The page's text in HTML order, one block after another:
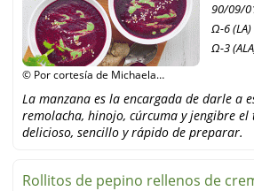
© Por cortesía de Michaela
90/09/
Ω-6 (LA)
Ω-3
La manzana es la encargada de darle a
remolacha, hinojo, cúrcuma y jengibre el
delicioso, sencillo y rápido de preparar.
Rollitos de pepino rellenos de